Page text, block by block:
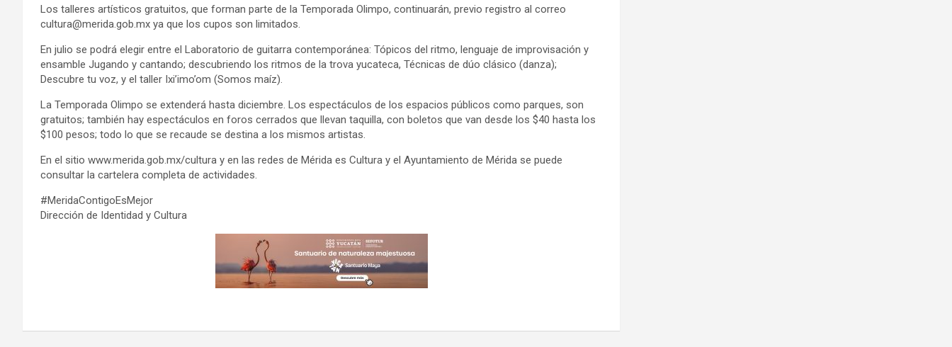
Los talleres artísticos gratuitos, que forman parte de la Temporada Olimpo, continuarán, previo registro al correo
cultura@merida.gob.mx ya que los cupos son limitados.
En julio se podrá elegir entre el Laboratorio de guitarra contemporánea: Tópicos del ritmo, lenguaje de improvisación y
ensamble Jugando y cantando; descubriendo los ritmos de la trova yucateca, Técnicas de dúo clásico (danza);
Descubre tu voz, y el taller Ixi’imo’om (Somos maíz).
La Temporada Olimpo se extenderá hasta diciembre. Los espectáculos de los espacios públicos como parques, son
gratuitos; también hay espectáculos en foros cerrados que llevan taquilla, con boletos que van desde los $40 hasta los
$100 pesos; todo lo que se recaude se destina a los mismos artistas.
En el sitio www.merida.gob.mx/cultura y en las redes de Mérida es Cultura y el Ayuntamiento de Mérida se puede
consultar la cartelera completa de actividades.
#MeridaContigoEsMejor
Dirección de Identidad y Cultura